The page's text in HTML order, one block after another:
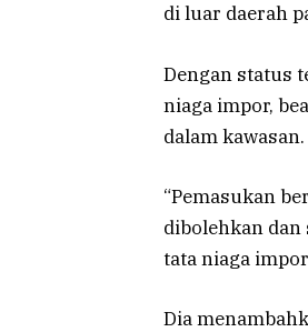
di luar daerah
Dengan status
niaga impor,
dalam kawasan.
“Pemasukan
dibolehkan
tata niaga
Dia